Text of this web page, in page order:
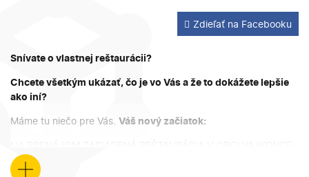
Zdieľať na Facebooku
Snívate o vlastnej reštaurácii?
Chcete všetkým ukázať, čo je vo Vás a že to dokážete lepšie
ako iní?
Máme tu niečo pre Vás. Váš nový začiatok:
jediná reštaurácia v blízkom okolí - veľký potenciál
+